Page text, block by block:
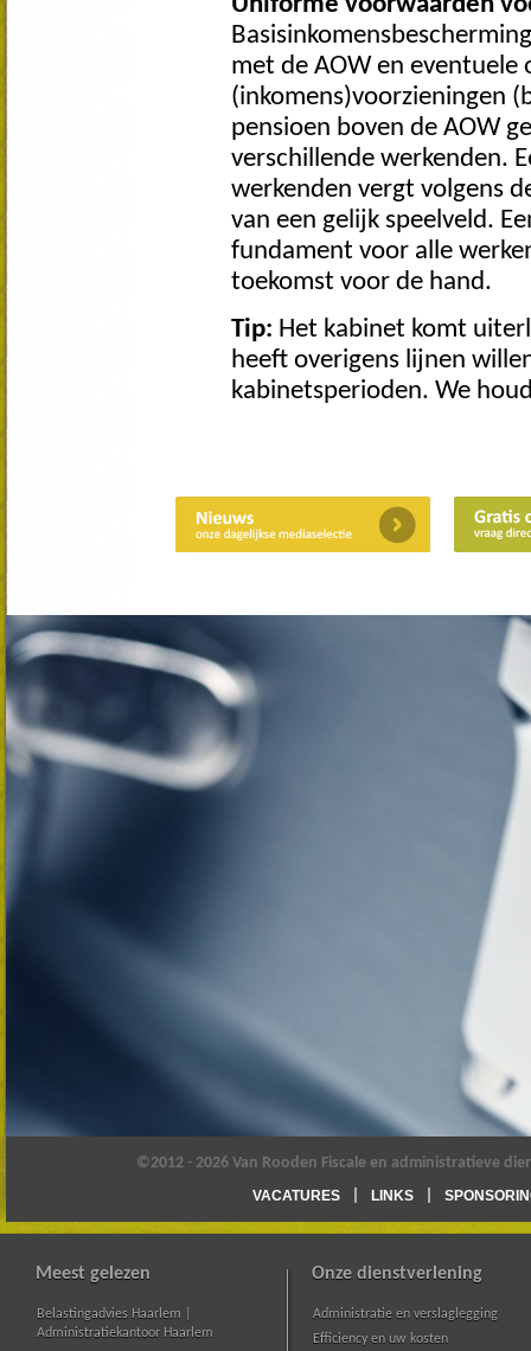
met de AOW en eventuele
(inkomens)voorzieningen
pensioen boven de AOW
verschillende werkenden.
werkenden vergt volgens
van een gelijk speelveld.
fundament voor alle
toekomst voor de hand.
Tip: Het kabinet komt
heeft overigens lijnen
kabinetsperioden. We
©2012 - 2026 Van Rooden Fiscale en administratieve
VACATURES LINKS
Meest gelezen
Belastingadvies Haarlem |
Administratiekantoor Haarlem
Onze dienstverlening
Administratie en verslaglegging
Efficiency en uw kosten